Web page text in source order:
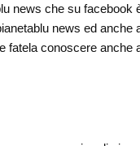
news che su facebook
news ed anche
conoscere anche